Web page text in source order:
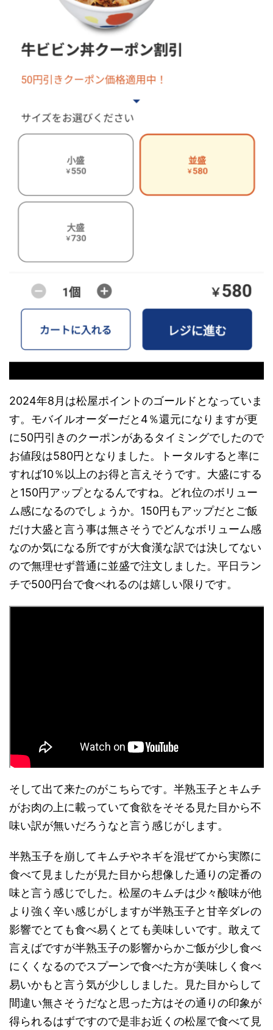
2024年8月は松屋ポイントのゴールドとなっていま
す。モバイルオーダーだと4％還元になりますが更
に50円引きのクーポンがあるタイミングでしたので
お値段は580円となりました。トータルすると率に
すれば10％以上のお得と言えそうです。大盛にする
と150円アップとなるんですね。どれ位のボリュー
ム感になるのでしょうか。150円もアップだとご飯
だけ大盛と言う事は無さそうでどんなボリューム感
なのか気になる所ですが大食漢な訳では決してない
ので無理せず普通に並盛で注文しました。平日ラン
チで500円台で食べれるのは嬉しい限りです。
そして出て来たのがこちらです。半熟玉子とキムチ
がお肉の上に載っていて食欲をそそる見た目から不
味い訳が無いだろうなと言う感じがします。
半熟玉子を崩してキムチやネギを混ぜてから実際に
食べて見ましたが見た目から想像した通りの定番の
味と言う感じでした。松屋のキムチは少々酸味が他
より強く辛い感じがしますが半熟玉子と甘辛ダレの
影響でとても食べ易くとても美味しいです。敢えて
言えばですが半熟玉子の影響からかご飯が少し食べ
にくくなるのでスプーンで食べた方が美味しく食べ
易いかもと言う気が少ししました。見た目からして
間違い無さそうだなと思った方はその通りの印象が
得られるはずですので是非お近くの松屋で食べて見